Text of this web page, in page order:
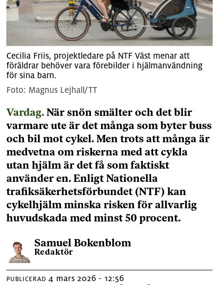
Cecilia Friis, projektledare på NTF Väst menar att
föräldrar behöver vara förebilder i hjälmanvändning
för sina barn.
Magnus Lejhall/TT
Vardag. När snön smälter och det blir
varmare ute är det många som byter buss
och bil mot cykel. Men trots att många är
medvetna om riskerna med att cykla
utan hjälm är det få som faktiskt
använder en. Enligt Nationella
trafiksäkerhetsförbundet (NTF) kan
cykelhjälm minska risken för allvarlig
huvudskada med minst 50 procent.
Samuel Bokenblom
Redaktör
PUBLICERAD 4 mars 2026 - 12:56